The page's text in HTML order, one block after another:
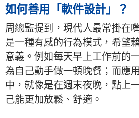
如何善用「軟件設計」？
周總監提到，現代人最常掛在
是一種有感的行為模式，希望
意義。例如每天早上工作前的
為自己動手做一頓晚餐；而應
中，就像是在週末夜晚，點上
己能更加放鬆、舒適。